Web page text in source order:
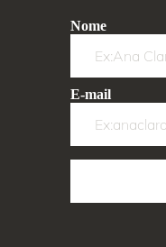
Nome
E-mail